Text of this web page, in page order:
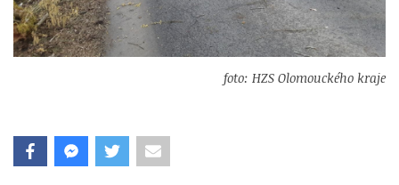
foto: HZS Olomouckého kraje